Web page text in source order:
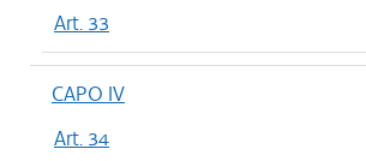
Art. 33
CAPO IV
Art. 34